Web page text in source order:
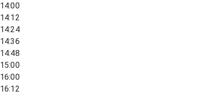
14:00
14:12
14:24
14:36
14:48
15:00
16:00
16:12